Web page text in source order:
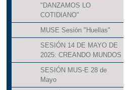
"DANZAMOS LO
COTIDIANO"
MUSE Sesión "Huellas"
SESIÓN 14 DE MAYO DE
2025: CREANDO MUNDOS
SESIÓN MUS-E 28 de
Mayo